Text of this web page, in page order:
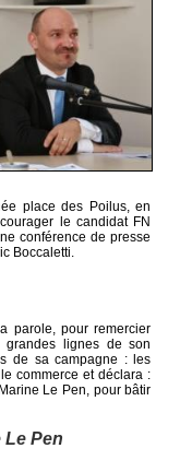
place des Poilus, en
le candidat FN
conférence de presse
Boccaletti.
parole, pour remercier
lignes de son
de sa campagne : les
commerce et déclara :
Le Pen, pour bâtir
Le Pen